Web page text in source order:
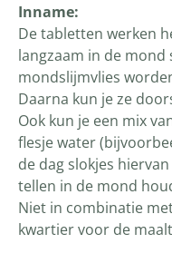
Inname:
De tabletten werken
langzaam in de
mondslijmvlies
Daarna kun je ze
Ook kun je een mix
flesje water
de dag slokjes
tellen in de mond
Niet in combinatie
kwartier voor de